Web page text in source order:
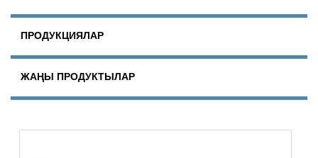
ПРОДУКЦИЯЛАР
ЖАҢЫ ПРОДУКТЫЛАР